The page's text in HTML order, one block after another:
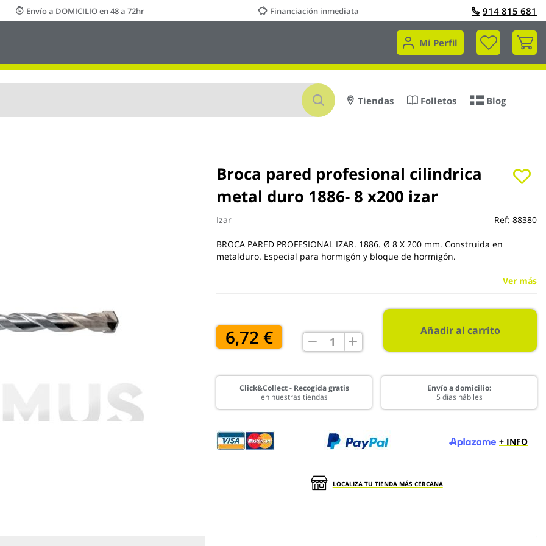
Envío a DOMICILIO en 48 a 72hr Financiación inmediata 914 815 681
Mi Perfil
Mi
Buscar
Tiendas Folletos Blog
Broca pared profesional cilindrica
metal duro 1886- 8 x200 izar
Izar Ref: 88380
BROCA PARED PROFESIONAL IZAR. 1886. Ø 8 X 200 mm. Construida en
metalduro. Especial para hormigón y bloque de hormigón.
Ver más
6,72 € Añadir al carrito
Click&Collect - Recogida gratis
en nuestras tiendas
Envío a domicilio:
5 días hábiles
+ INFO
LOCALIZA TU TIENDA MÁS CERCANA